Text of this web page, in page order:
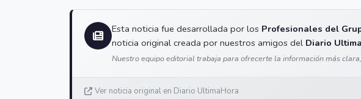
Esta noticia fue desarrollada por los Profesionales del
noticia original creada por nuestros amigos del Diario
Nuestro equipo editorial trabaja para ofrecerte la información más
Ver noticia original en Diario UltimaHora